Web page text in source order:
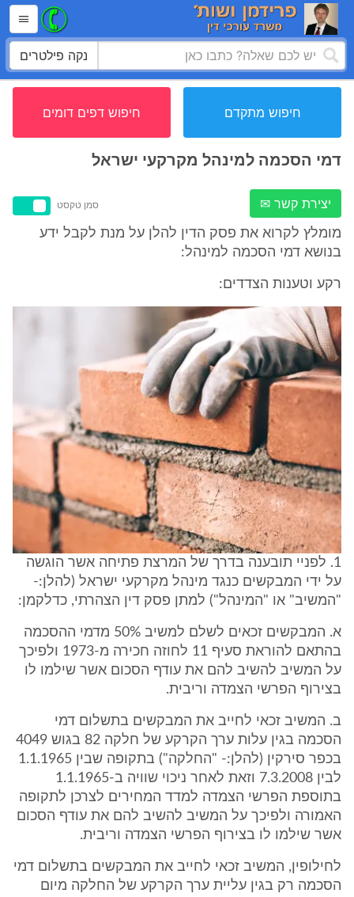
נקה פילטרים
חיפוש מתקדם חיפוש דפים דומים
דמי הסכמה למינהל מקרקעי ישראל
יצירת קשר ✉ סמן טקסט
מומלץ לקרוא את פסק הדין להלן על מנת לקבל ידע
בנושא דמי הסכמה למינהל:
רקע וטענות הצדדים:
1. לפניי תובענה בדרך של המרצת פתיחה אשר הוגשה
על ידי המבקשים כנגד מינהל מקרקעי ישראל (להלן:-
"המשיב" או "המינהל") למתן פסק דין הצהרתי, כדלקמן:
א. המבקשים זכאים לשלם למשיב 50% מדמי ההסכמה
בהתאם להוראת סעיף 11 לחוזה חכירה מ-1973 ולפיכך
על המשיב להשיב להם את עודף הסכום אשר שילמו לו
בצירוף הפרשי הצמדה וריבית.
ב. המשיב זכאי לחייב את המבקשים בתשלום דמי
הסכמה בגין עלות ערך הקרקע של חלקה 82 בגוש 4049
בכפר סירקין (להלן:- "החלקה") בתקופה שבין 1.1.1965
לבין 7.3.2008 וזאת לאחר ניכוי שוויה ב-1.1.1965
בתוספת הפרשי הצמדה למדד המחירים לצרכן לתקופה
האמורה ולפיכך על המשיב להשיב להם את עודף הסכום
אשר שילמו לו בצירוף הפרשי הצמדה וריבית.
לחילופין, המשיב זכאי לחייב את המבקשים בתשלום דמי
הסכמה רק בגין עליית ערך הקרקע של החלקה מיום